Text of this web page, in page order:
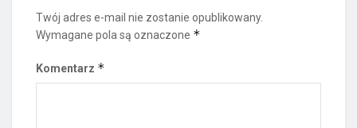
Twój adres e-mail nie zostanie opublikowany.
Wymagane pola są oznaczone *
Komentarz *